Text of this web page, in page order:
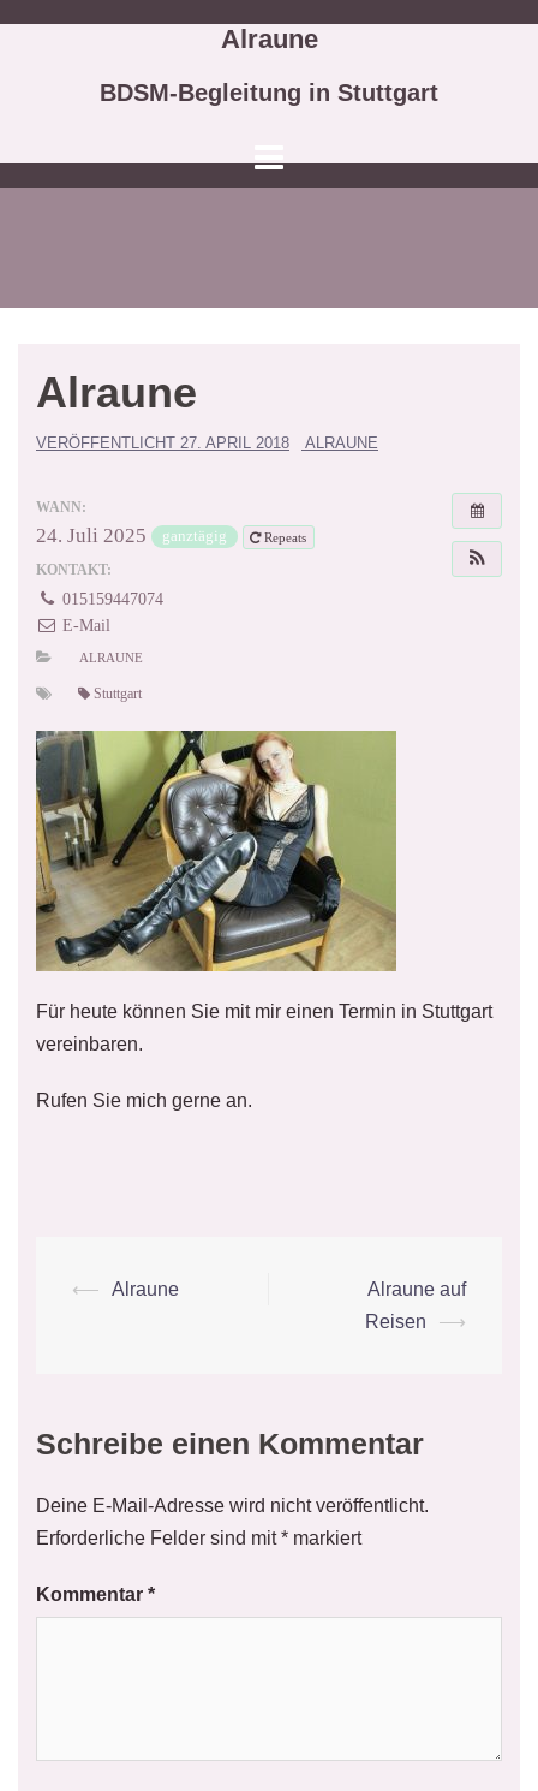
Alraune
BDSM-Begleitung in Stuttgart
Alraune
VERÖFFENTLICHT 27. APRIL 2018 ALRAUNE
WANN:
24. Juli 2025 ganztägig Repeats
KONTAKT:
015159447074
E-Mail
ALRAUNE
Stuttgart
Für heute können Sie mit mir einen Termin in Stuttgart
vereinbaren.
Rufen Sie mich gerne an.
Beitrags-
⟵ Alraune
Alraune auf
Reisen
⟶
Schreibe einen Kommentar
Deine E-Mail-Adresse wird nicht veröffentlicht.
Erforderliche Felder sind mit* markiert
Kommentar *